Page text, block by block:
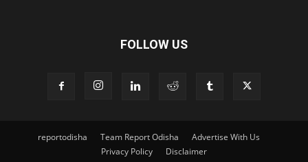
FOLLOW US
reportodisha Team Report Odisha
Advertise With Us
Privacy Policy
Disclaimer